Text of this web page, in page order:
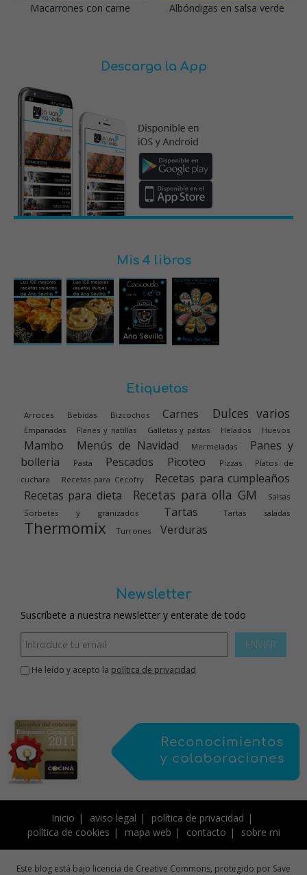
Macarrones con carne Albóndigas en salsa verde
Descarga la App
Mis 4 libros
Etiquetas
Arroces Bebidas Bizcochos Carnes Dulces varios
Empanadas Flanes y natillas Galletas y pastas Helados Huevos
Mambo Menús de Navidad Mermeladas
Panes y
bolleria
Pasta Pescados Picoteo Pizzas
Platos de
cuchara
Recetas para Cecofry
Recetas para cumpleaños
Recetas para dieta
Recetas para olla GM
Salsas
Sorbetes y granizados
Tartas Tartas saladas
Thermomix Turrones Verduras
Newsletter
Suscríbete a nuestra newsletter y enterate de todo
ENVIAR
He leído y acepto la política de privacidad
Inicio aviso legal
política de privacidad
política de cookies
mapa web contacto sobre mi
Este blog está bajo licencia de Creative Commons, protegido por Save